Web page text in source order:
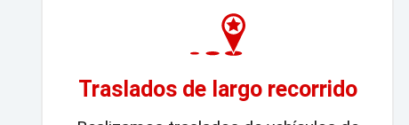
Traslados de largo recorrido